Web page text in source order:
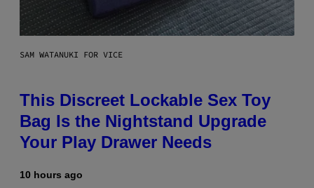
SAM WATANUKI FOR VICE
This Discreet Lockable Sex Toy
Bag Is the Nightstand Upgrade
Your Play Drawer Needs
10 hours ago